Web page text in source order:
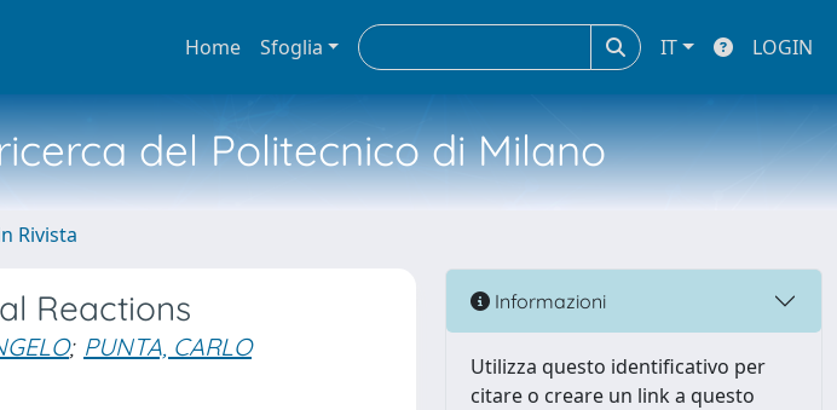
Home Sfoglia IT LOGIN
del Politecnico di Milano
Rivista
Reactions
; PUNTA, CARLO
Informazioni
Utilizza questo identificativo per
citare o creare un link a questo